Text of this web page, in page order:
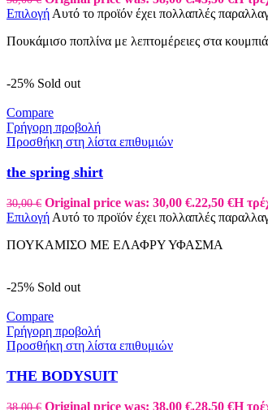
Επιλογή Αυτό το προϊόν έχει πολλαπλές
Πουκάμισο ποπλίνα με λεπτομέρειες στα
-25% Sold out
Compare
Γρήγορη προβολή
Προσθήκη στη λίστα επιθυμιών
the spring shirt
30,00€ Original price was: 30,00 €.22,50 €Η
Επιλογή Αυτό το προϊόν έχει πολλαπλές
ΠΟΥΚΑΜΙΣΟ ΜΕ ΕΛΑΦΡΥ ΥΦΑΣΜΑ
-25% Sold out
Compare
Γρήγορη προβολή
Προσθήκη στη λίστα επιθυμιών
ΤΗΕ ΒΟDYSUIT
38,00€ Original price was: 38,00 €.28,50 €Η